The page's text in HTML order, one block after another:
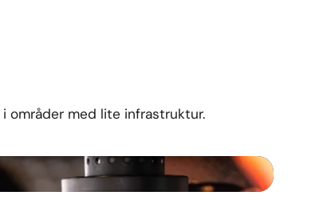
i områder med lite infrastruktur.